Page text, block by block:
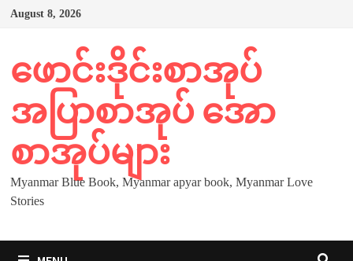
Skip
August 8, 2026
ဖောင်းဒိုင်းစာအုပ်
အပြာစာအုပ် အော
စာအုပ်များ
Myanmar Blue Book, Myanmar apyar book, Myanmar Love
Stories